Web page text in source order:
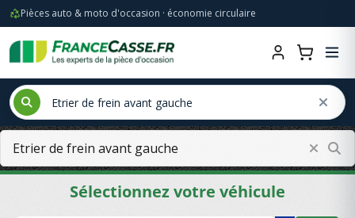
Pièces auto & moto d'occasion · économie circulaire
Sélectionnez votre véhicule